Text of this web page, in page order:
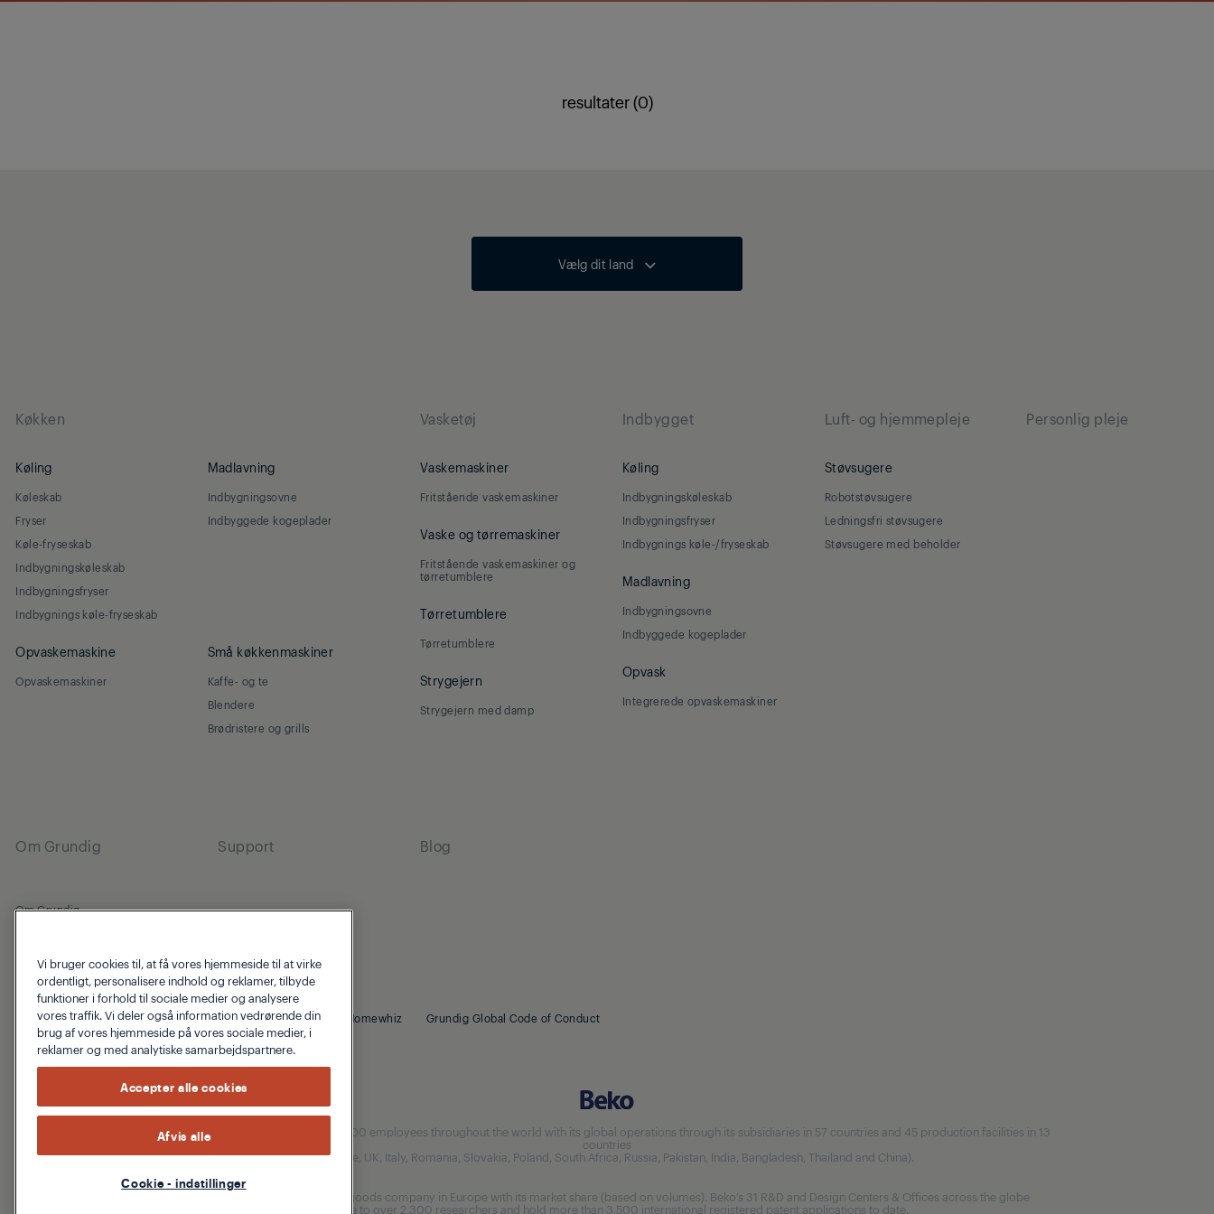
resultater (0)
Vælg dit land
Køkken
Køling
Køleskab
Fryser
Køle-fryseskab
Indbygningskøleskab
Indbygningsfryser
Indbygnings køle-fryseskab
Madlavning
Indbygningsovne
Indbyggede kogeplader
Opvaskemaskine
Opvaskemaskiner
Små køkkenmaskiner
Kaffe- og te
Blendere
Brødristere og grills
Vasketøj
Vaskemaskiner
Fritstående vaskemaskiner
Vaske og tørremaskiner
Fritstående vaskemaskiner og
tørretumblere
Tørretumblere
Tørretumblere
Strygejern
Strygejern med damp
Indbygget
Køling
Indbygningskøleskab
Indbygningsfryser
Indbygnings køle-/fryseskab
Madlavning
Indbygningsovne
Indbyggede kogeplader
Opvask
Integrerede opvaskemaskiner
Luft- og hjemmepleje
Støvsugere
Robotstøvsugere
Ledningsfri støvsugere
Støvsugere med beholder
Personlig pleje
Om Grundig
Om Grundig
Support Blog
© 2026 Grundig cookie-politik Fortrolighedspolitik Homewhiz Grundig Global Code of Conduct
Our parent company, Beko has 55,000 employees throughout the world with its global operations through its subsidiaries in 57 countries and 45 production facilities in 13
countries
(i.e. Türkiye, UK, Italy, Romania, Slovakia, Poland, South Africa, Russia, Pakistan, India, Bangladesh, Thailand and China).
Beko became the largest white goods company in Europe with its market share (based on volumes). Beko’s 31 R&D and Design Centers & Offices across the globe
are home to over 2,300 researchers and hold more than 3,500 international registered patent applications to date.
Vi bruger cookies til, at få vores hjemmeside til at virke
ordentligt, personalisere indhold og reklamer, tilbyde
funktioner i forhold til sociale medier og analysere
vores traffik. Vi deler også information vedrørende din
brug af vores hjemmeside på vores sociale medier, i
reklamer og med analytiske samarbejdspartnere.
Accepter alle cookies
Afvis alle
Cookie - indstillinger